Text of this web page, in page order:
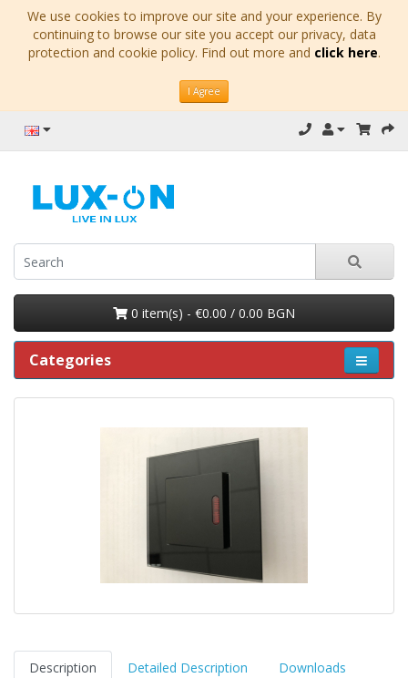
We use cookies to improve our site and your experience. By
continuing to browse our site you accept our privacy, data
protection and cookie policy. Find out more and click here.
I Agree
0 item(s) - €0.00 / 0.00 BGN
Categories
Description Detailed Description Downloads